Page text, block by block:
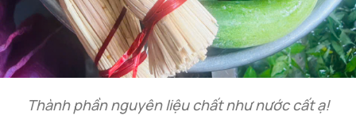
Thành phần nguyên liệu chất như nước cất ạ!